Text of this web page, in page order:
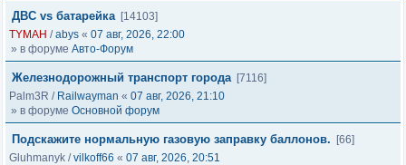
ДВС vs батарейка [14103]
TYMAH /abys « 07 авг, 2026, 22:00
» в форуме Авто-Форум
Железнодорожный транспорт города [7116]
Palm3R / Railwayman « 07 авг, 2026, 21:10
» в форуме Основной форум
Подскажите нормальную газовую заправку баллонов.
[66]
Gluhmanyk /vilkoff66 « 07 авг, 2026, 20:51